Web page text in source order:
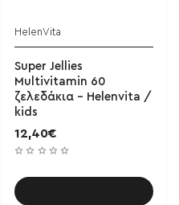
HelenVita
Super Jellies
Multivitamin 60
ζελεδάκια - Helenvita /
kids
12,40€